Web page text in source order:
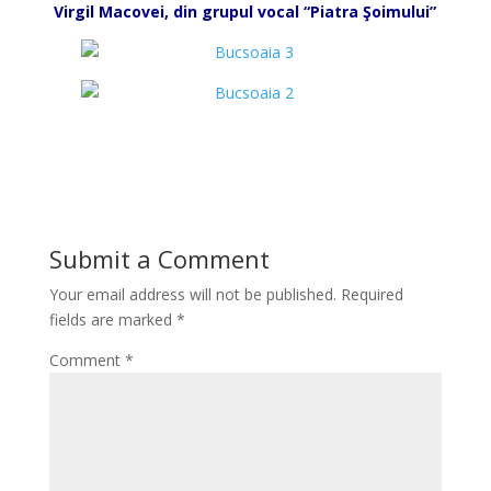
Virgil Macovei, din grupul vocal “Piatra Şoimului”
Submit a Comment
Your email address will not be published. Required
fields are marked *
Comment *